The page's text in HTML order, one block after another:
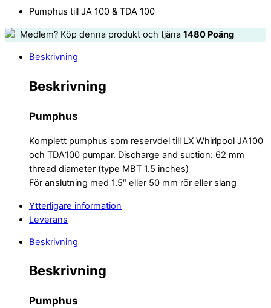
Pumphus till JA 100 & TDA 100
Medlem? Köp denna produkt och tjäna 1480 Poäng
Beskrivning
Beskrivning
Pumphus
Komplett pumphus som reservdel till LX Whirlpool JA100
och TDA100 pumpar. Discharge and suction: 62 mm
thread diameter (type MBT 1.5 inches)
För anslutning med 1.5″ eller 50 mm rör eller slang
Ytterligare information
Leverans
Beskrivning
Beskrivning
Pumphus